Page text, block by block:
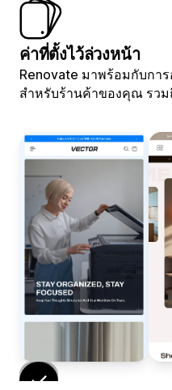
ค่าที่ตั้งไว้ล่วงหน้า
Renovate มาพร้อมกับกา
สำหรับร้านค้าของคุณ รวม